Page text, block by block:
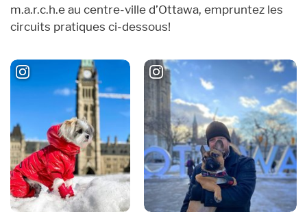
m.a.r.c.h.e au centre-ville d’Ottawa, empruntez les
circuits pratiques ci-dessous!